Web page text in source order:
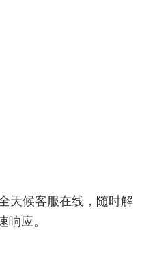
天候客服在线，随时解
响应。